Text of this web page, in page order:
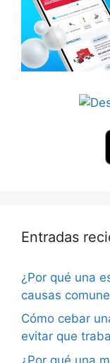
Entradas
¿Por qué una
causas
Cómo cebar
evitar que
¿Por qué una